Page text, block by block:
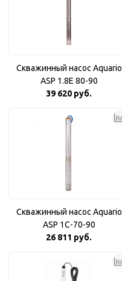
Скважинный насос Aquario
ASP 1.8E 80-90
39 620 руб.
Скважинный насос Aquario
ASP 1С-70-90
26 811 руб.